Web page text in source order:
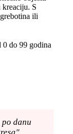
S
ili
0 do 99 godina
danu